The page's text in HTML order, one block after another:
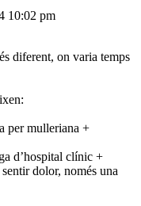
10:02 pm
diferent, on varia temps
per mulleriana +
d’hospital clínic +
dolor, només una